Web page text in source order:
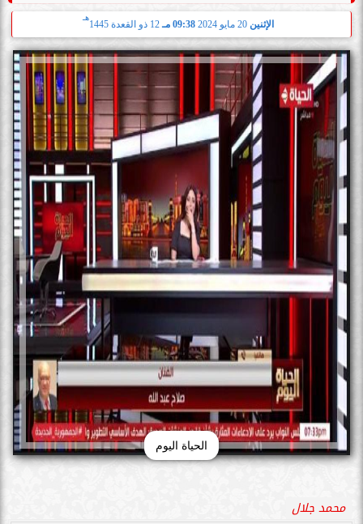
الإثنين 09:38 مـ 12 ذو القعدة 1445
هـ
الحياة اليوم
محمد جلال